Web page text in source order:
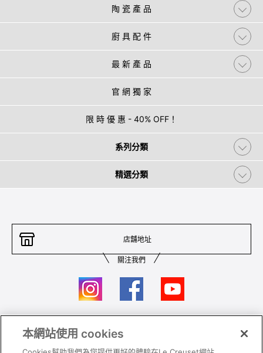
陶 瓷 產 品
廚 具 配 件
最 新 產 品
官 網 獨 家
限 時 優 惠 - 40% OFF！
系列分類
精選分類
店舖地址
關注我們
聯絡我們
本網站使用 cookies